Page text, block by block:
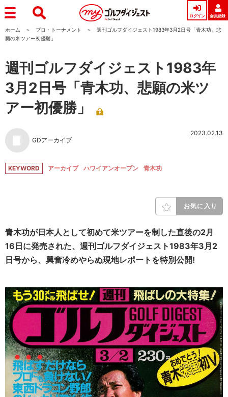
ログイン 会員登録
ホーム プロ・トーナメント
週刊ゴルフダイジェスト1983年3月2日号「青木功、悲
願の米ツアー初優勝」
週刊ゴルフダイジェスト1983年
3月2日号「青木功、悲願の米ツ
アー初優勝」
GDアーカイブ
2023.02.13
KEYWORD アーカイブ ハワイアンオープン 青木功
お気に入り
青木功が日本人として初めて米ツアーを制した直後の2月
16日に発売された、週刊ゴルフダイジェスト1983年3月2
日号から、興奮冷めやらぬ現地レポートを特別公開!